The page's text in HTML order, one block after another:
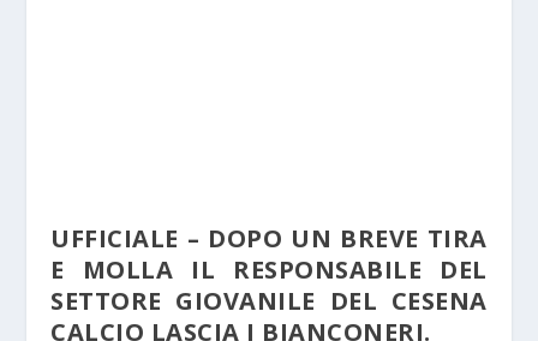
UFFICIALE – DOPO UN BREVE TIRA
E MOLLA IL RESPONSABILE DEL
SETTORE GIOVANILE DEL CESENA
CALCIO LASCIA I BIANCONERI.